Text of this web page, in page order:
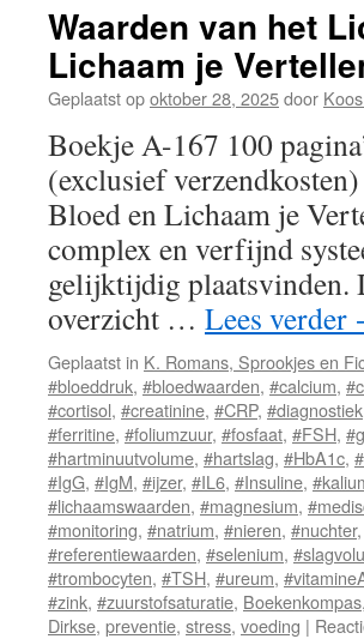
Waarden van het
Lichaam je
Geplaatst opoktober 28, 2025door
Boekje A-167 100
(exclusief
Bloed en Lichaam je
complex en verfijnd
gelijktijdig plaatsvinden.
overzicht … Lees verder
Geplaatst in K. Romans, Sprookjes en
#bloeddruk, #bloedwaarden, #calcium,
#cortisol, #creatinine, #CRP, #diagnostiek
#ferritine, #foliumzuur, #fosfaat, #FSH,
#hartminuutvolume, #hartslag, #HbA1c,
#IgG, #IgM, #ijzer, #IL6, #Insuline,
#lichaamswaarden, #magnesium,
#monitoring, #natrium, #nieren, #nuchter,
#referentiewaarden, #selenium,
#trombocyten, #TSH, #ureum,
#zink, #zuurstofsaturatie, Boekenkompas,
Dirkse, preventie, stress, voeding |